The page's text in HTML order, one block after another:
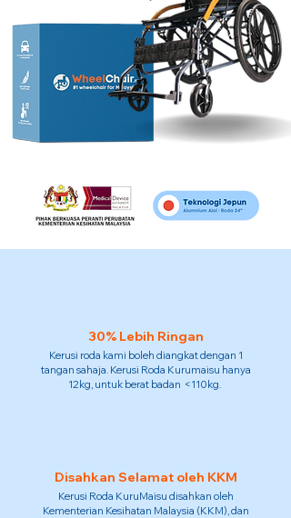
30% Lebih Ringan
Kerusi roda kami boleh diangkat dengan 1
tangan sahaja. Kerusi Roda Kurumaisu hanya
12kg, untuk berat badan <110kg.
Disahkan Selamat oleh KKM
Kerusi Roda KuruMaisu disahkan oleh
Kementerian Kesihatan Malaysia (KKM), dan